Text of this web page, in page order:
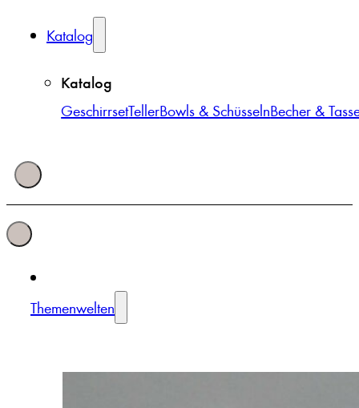
Katalog
Katalog
GeschirrsetTellerBowls & SchüsselnBecher &
Themenwelten